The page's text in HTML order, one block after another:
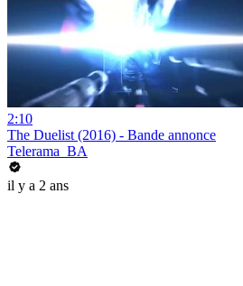
2:10
The Duelist (2016) - Bande annonce
Telerama_BA
il y a 2 ans